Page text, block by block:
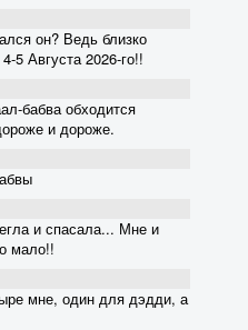
он? Ведь близко
5 Августа 2026-го!!
бабва обходится
и дороже.
и спасала... Мне и
мало!!
мне, один для дэдди, а